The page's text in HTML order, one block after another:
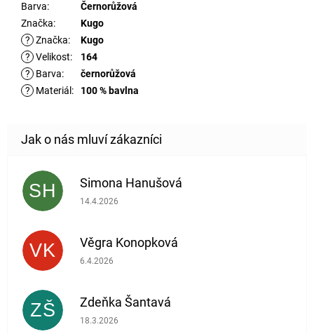
Barva:
Černorůžová
Značka:
Kugo
? Značka:
Kugo
? Velikost:
164
?
Barva:
černorůžová
?
Materiál : 100 % bavlna
SH Simona Hanušová
Hodnocení obchodu je 5 z 5 hvězdiček.
14.4.2026
VK Věgra Konopková
Hodnocení obchodu je 5 z 5 hvězdiček.
6.4.2026
ZŠ Zdeňka Šantavá
Hodnocení obchodu je 5 z 5 hvězdiček.
18.3.2026